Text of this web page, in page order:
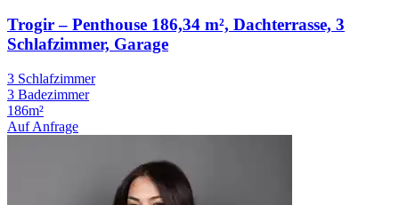
Trogir – Penthouse 186,34 m², Dachterrasse, 3
Schlafzimmer, Garage
3 Schlafzimmer
3 Badezimmer
186m²
Auf Anfrage